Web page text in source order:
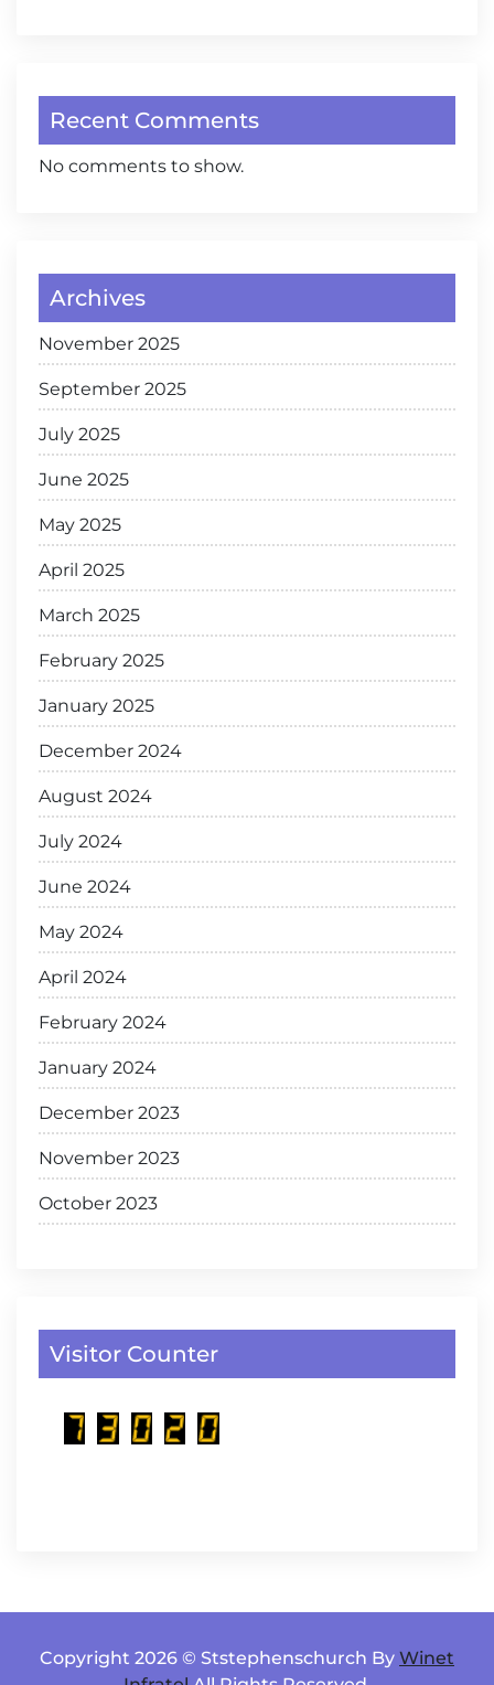
Recent Comments
No comments to show.
Archives
November 2025
September 2025
July 2025
June 2025
May 2025
April 2025
March 2025
February 2025
January 2025
December 2024
August 2024
July 2024
June 2024
May 2024
April 2024
February 2024
January 2024
December 2023
November 2023
October 2023
Visitor Counter
Copyright 2026 © Ststephenschurch By Winet